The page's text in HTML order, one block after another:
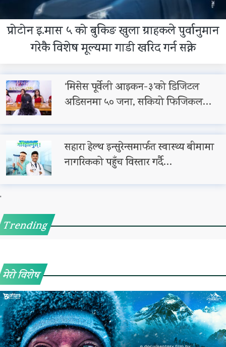
प्रोटोन इ.मास ५ को बुकिङ खुला ग्राहकले पुर्वानुमान
गरेकै विशेष मूल्यमा गाडी खरिद गर्न सक्ने
‘मिसेस पूर्वेली आइकन-३’को डिजिटल
अडिसनमा ५० जना, सकियो फिजिकल…
सहारा हेल्थ इन्सुरेन्समार्फत स्वास्थ्य बीमामा
नागरिकको पहुँच विस्तार गर्दै…
'
Trending
मेरो विशेष